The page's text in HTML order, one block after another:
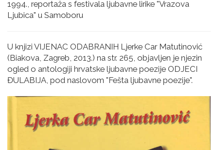
1994., reportaža s festivala ljubavne lirike "Vrazova
Ljubica" u Samoboru
U knjizi VIJENAC ODABRANIH Ljerke Car Matutinović
(Biakova, Zagreb, 2013.) na str. 265, objavljen je njezin
ogled o antologiji hrvatske ljubavne poezije ODJECI
ĐULABIJA, pod naslovom "Fešta ljubavne poezije".